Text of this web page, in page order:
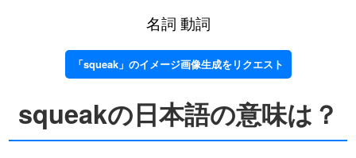
名詞 動詞
「squeak」のイメージ画像生成をリクエスト
squeakの日本語の意味は？